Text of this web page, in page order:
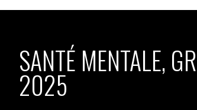
SANTÉ MENTALE,
2025